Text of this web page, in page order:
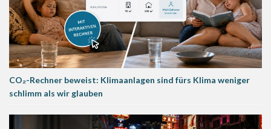
CO₂-Rechner beweist: Klimaanlagen sind fürs Klima weniger
schlimm als wir glauben